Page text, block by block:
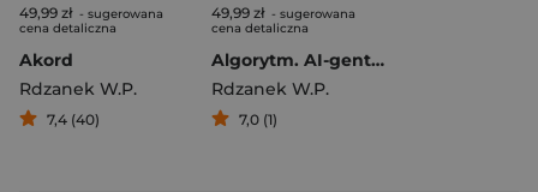
49,99 zł - sugerowana
cena detaliczna
Akord
Rdzanek W.P.
7,4 (40)
49,99 zł - sugerowana
cena detaliczna
Algorytm. AI-gent. Mroczne kody. Tom 1
Rdzanek W.P.
7,0 (1)